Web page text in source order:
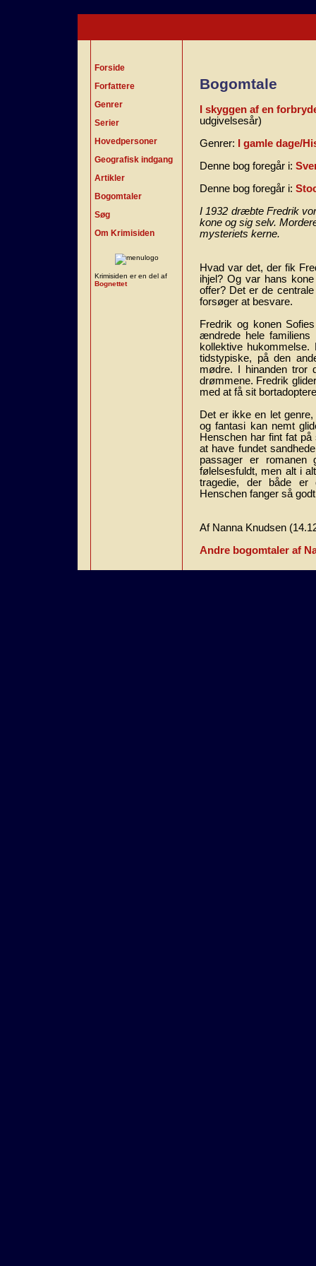
Forside
Forfattere
Genrer
Serier
Hovedpersoner
Geografisk indgang
Artikler
Bogomtaler
Søg
Om Krimisiden
Krimisiden er en del af
Bognettet
Bogomtale
I skyggen af en
udgivelsesår)
Genrer:
I gamle dage/
Denne bog foregår i:
Denne bog foregår i:
I 1932 dræbte Fredrik
kone og sig selv.
mysteriets kerne.
Hvad var det, der fik
ihjel? Og var hans
offer? Det er de
forsøger at besvare.
Fredrik og konen
ændrede hele
kollektive
tidstypiske, på den
mødre. I hinanden tror
drømmene. Fredrik
med at få sit
Det er ikke en let
og fantasi kan nemt
Henschen har fint fat
at have fundet
passager er romanen
følelsesfuldt, men alt i
tragedie, der både er
Henschen fanger så
Af Nanna Knudsen
Andre bogomtaler af